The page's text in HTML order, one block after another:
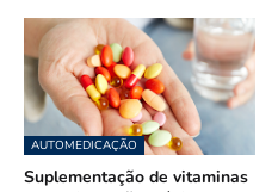
AUTOMEDICAÇÃO
Suplementação de vitaminas